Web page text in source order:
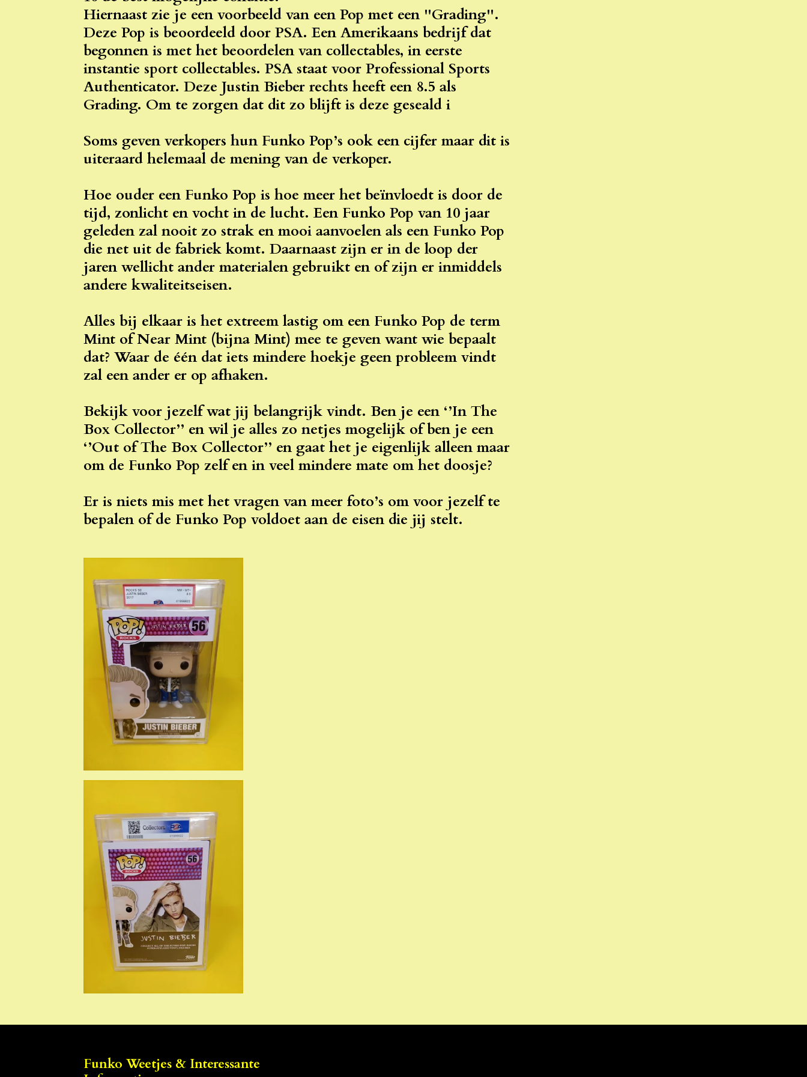
Hiernaast zie je een voorbeeld van een Pop met een ''Grading''.
Deze Pop is beoordeeld door PSA. Een Amerikaans bedrijf dat
begonnen is met het beoordelen van collectables, in eerste
instantie sport collectables. PSA staat voor Professional Sports
Authenticator. Deze Justin Bieber rechts heeft een 8.5 als
Grading. Om te zorgen dat dit zo blijft is deze geseald i
Soms geven verkopers hun Funko Pop’s ook een cijfer maar dit is
uiteraard helemaal de mening van de verkoper.
Hoe ouder een Funko Pop is hoe meer het beïnvloedt is door de
tijd, zonlicht en vocht in de lucht. Een Funko Pop van 10 jaar
geleden zal nooit zo strak en mooi aanvoelen als een Funko Pop
die net uit de fabriek komt. Daarnaast zijn er in de loop der
jaren wellicht ander materialen gebruikt en of zijn er inmiddels
andere kwaliteitseisen.
Alles bij elkaar is het extreem lastig om een Funko Pop de term
Mint of Near Mint (bijna Mint) mee te geven want wie bepaalt
dat? Waar de één dat iets mindere hoekje geen probleem vindt
zal een ander er op afhaken.
Bekijk voor jezelf wat jij belangrijk vindt. Ben je een ‘’In The
Box Collector’’ en wil je alles zo netjes mogelijk of ben je een
‘’Out of The Box Collector’’ en gaat het je eigenlijk alleen maar
om de Funko Pop zelf en in veel mindere mate om het doosje?
Er is niets mis met het vragen van meer foto’s om voor jezelf te
bepalen of de Funko Pop voldoet aan de eisen die jij stelt.
Funko Weetjes & Interessante